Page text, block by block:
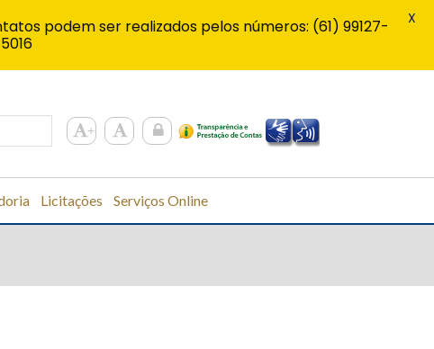
Licitações Serviços Online
podem ser realizados pelos números: (61) 99127-
X